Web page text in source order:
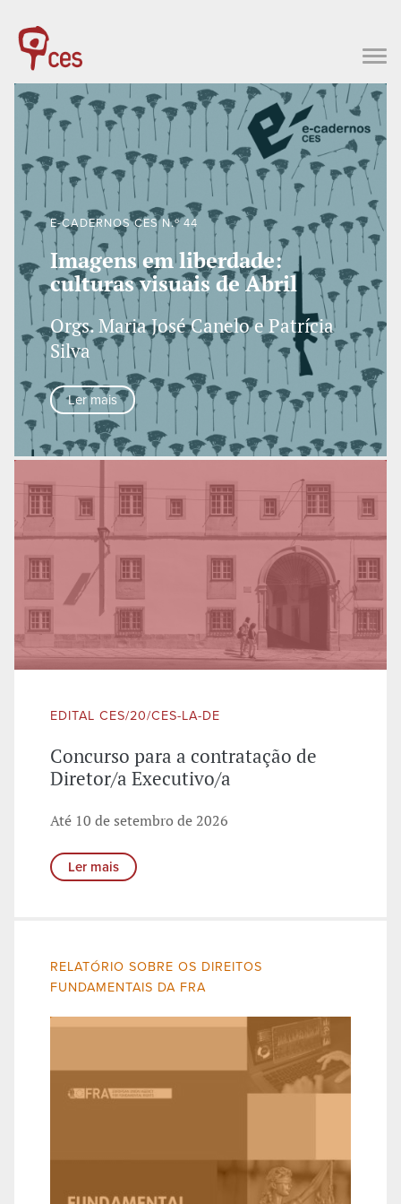
E-CADERNOS CES N.º 44
Imagens em liberdade:
culturas visuais de Abril
Orgs. Maria José Canelo e Patrícia
Silva
Ler mais
EDITAL CES/20/CES-LA-DE
Concurso para a contratação de
Diretor/a Executivo/a
Até 10 de setembro de 2026
Ler mais
RELATÓRIO SOBRE OS DIREITOS
FUNDAMENTAIS DA FRA